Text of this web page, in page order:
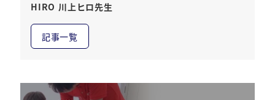
HIRO 川上ヒロ先生
記事一覧